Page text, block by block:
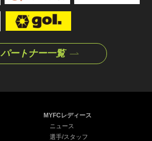
パートナー一覧
MYFCレディース
ニュース
選手/スタッフ